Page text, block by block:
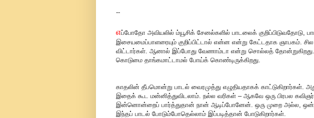
--
எப்போதோ அவியலில் ம்யூசிக் சேனல்களில் பாடலைக் குறிப்பிடுவதோடு,
இசையமைப்பாளரையும் குறிப்பிட்டால் என்ன என்று கேட்டதாக ஞாபகம்.
விட்டார்கள். ஆனால் இப்போது வேணாம்டா என்று சொல்லத் தோன்றுகிறது.
கொடுமை தாங்கமாட்டாமல் போய்க் கொண்டிருக்கிறது.
காதலின் தீபமொன்று பாடல் வைரமுத்து எழுதியதாகக் காட்டுகிறார்கள்.
இதைக் கூட மன்னித்துவிடலாம். நல்ல வரிகள் – ஆகவே ஒரு பிரபல கவிஞர்
இன்னொன்றைப் பார்த்துதான் நான் ஆடிப்போனேன். ஒரு முறை அல்ல,
இந்தப் பாடல் போடும்போதெல்லாம் இப்படித்தான் போடுகிறார்கள்.